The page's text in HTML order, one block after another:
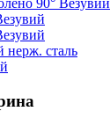
90° Везувий
нерж. сталь